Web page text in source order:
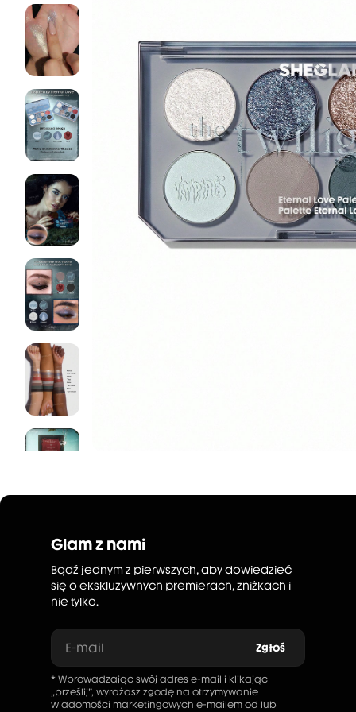
Glam z nami
Bądź jednym z pierwszych, aby dowiedzieć
się o ekskluzywnych premierach, zniżkach i
nie tylko.
E-mail Zgłoś
* Wprowadzając swój adres e-mail i klikając
„prześlij”, wyrażasz zgodę na otrzymywanie
wiadomości marketingowych e-mailem od lub